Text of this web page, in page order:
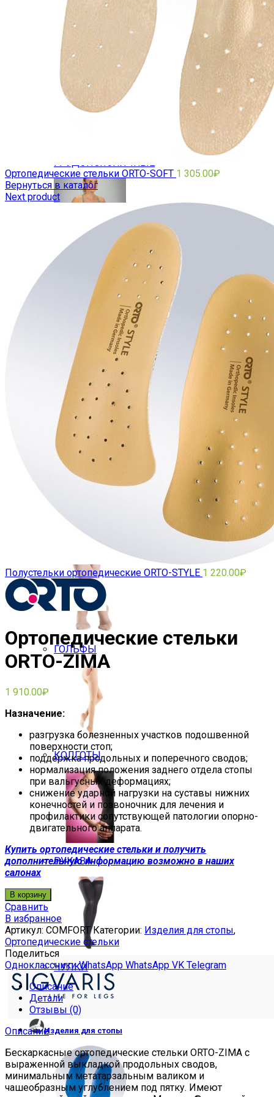
Ортезы на позвоночник
ГРУДОПОЯСНИЧНЫЕ
ПОЯСНИЧНЫЕ
ПОЯСНИЧНО-КРЕСТЦОВЫЕ
РЕКЛИНАТОРЫ
Компрессионный трикотаж
ГОЛЬФЫ
КОЛГОТЫ
РУКАВА
ЧУЛКИ
Изделия для стопы
Ортопедические стельки ORTO-SOFT 1 305.00₽
Вернуться в каталог
Next product
Полустельки ортопедические ORTO-STYLE 1 220.00₽
Ортопедические стельки
ORTO-ZIMA
1 910.00₽
Назначение:
разгрузка болезненных участков подошвенной
поверхности стоп;
поддержка продольных и поперечного сводов;
нормализация положения заднего отдела стопы
при вальгусных деформациях;
снижение ударной нагрузки на суставы нижних
конечностей и позвоночник для лечения и
профилактики сопутствующей патологии опорно-
двигательного аппарата.
Купить ортопедические стельки и получить
дополнительную информацию возможно в наших
салонах
В корзину
Сравнить
В избранное
Артикул: COMFORT Категории: Изделия для стопы,
Ортопедические стельки
Поделиться
Одноклассники WhatsApp WhatsApp VK Telegram
Описание
Детали
Отзывы (0)
Описание
Бескаркасные ортопедические стельки ORTO-ZIMA с
выраженной выкладкой продольных сводов,
минимальным метатарзальным валиком и
чашеобразным углублением под пятку. Имеют